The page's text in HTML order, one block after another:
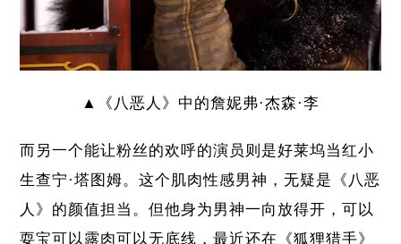
▲《八恶人》中的詹妮弗·杰森·李
而另一个能让粉丝的欢呼的演员则是好莱坞当红小
生查宁·塔图姆。这个肌肉性感男神，无疑是《八恶
人》的颜值担当。但他身为男神一向放得开，可以
耍宝可以露肉可以无底线，最近还在《狐狸猎手》